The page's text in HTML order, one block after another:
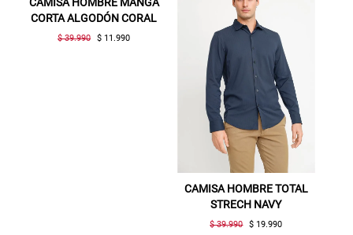
CORTA ALGODÓN CORAL
$ 39.990 $ 11.990
CAMISA HOMBRE TOTAL
STRECH NAVY
$ 39.990 $ 19.990